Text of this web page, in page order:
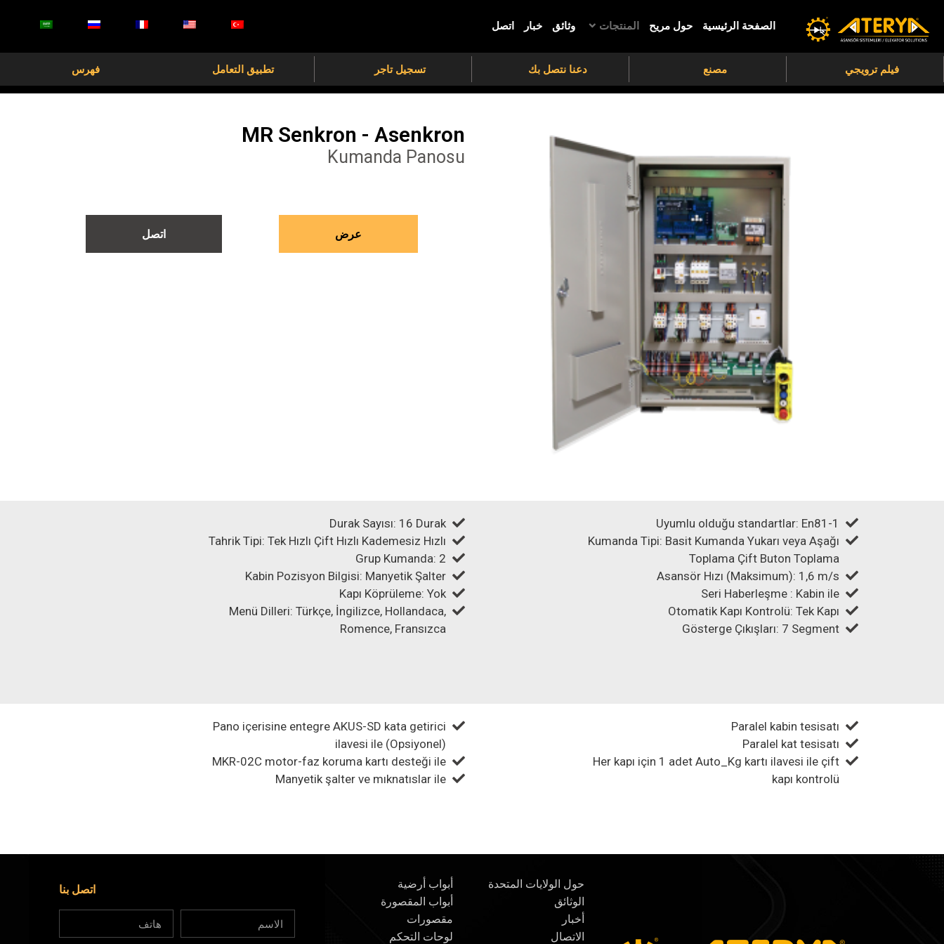
الصفحة الرئيسية حول مريح المنتجات وثائق خبار اتصل
فيلم ترويجي مصنع دعنا نتصل بك تسجيل تاجر تطبيق التعامل فهرس
MR Senkron - Asenkron
Kumanda Panosu
عرض اتصل
Uyumlu olduğu standartlar: En81-1
Kumanda Tipi: Basit Kumanda Yukarı veya Aşağı
Toplama Çift Buton Toplama
Asansör Hızı (Maksimum): 1,6 m/s
Seri Haberleşme : Kabin ile
Otomatik Kapı Kontrolü: Tek Kapı
Gösterge Çıkışları: 7 Segment
Durak Sayısı: 16 Durak
Tahrik Tipi: Tek Hızlı Çift Hızlı Kademesiz Hızlı
Grup Kumanda: 2
Kabin Pozisyon Bilgisi: Manyetik Şalter
Kapı Köprüleme: Yok
Menü Dilleri: Türkçe, İngilizce, Hollandaca,
Romence, Fransızca
Paralel kabin tesisatı
Paralel kat tesisatı
Her kapı için 1 adet Auto_Kg kartı ilavesi ile çift
kapı kontrolü
Pano içerisine entegre AKUS-SD kata getirici
ilavesi ile (Opsiyonel)
MKR-02C motor-faz koruma kartı desteği ile
Manyetik şalter ve mıknatıslar ile
حول الولايات المتحدة
الوثائق
أخبار
الاتصال
أبواب أرضية
أبواب المقصورة
مقصورات
لوحات التحكم
اتصل بنا